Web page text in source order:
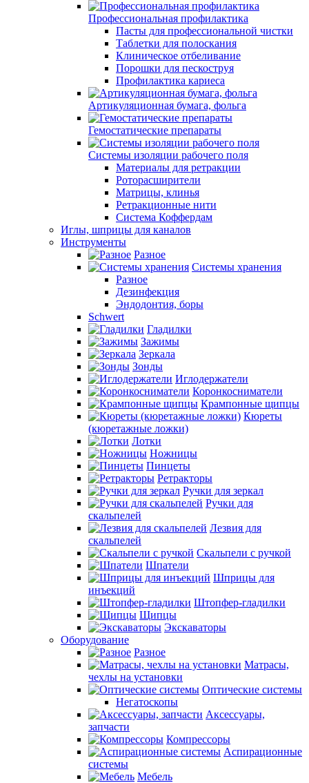
Профессиональная профилактика
Пасты для профессиональной чистки
Таблетки для полоскания
Клиническое отбеливание
Порошки для пескоструя
Профилактика кариеса
Артикуляционная бумага, фольга
Гемостатические препараты
Системы изоляции рабочего поля
Материалы для ретракции
Роторасширители
Матрицы, клинья
Ретракционные нити
Система Коффердам
Иглы, шприцы для каналов
Инструменты
Разное
Системы хранения
Разное
Дезинфекция
Эндодонтия, боры
Schwert
Гладилки
Зажимы
Зеркала
Зонды
Иглодержатели
Коронкосниматели
Крампонные щипцы
Кюреты
(кюретажные ложки)
Лотки
Ножницы
Пинцеты
Ретракторы
Ручки для зеркал
Ручки для
скальпелей
Лезвия для
скальпелей
Скальпели с ручкой
Шпатели
Шприцы для
инъекций
Штопфер-гладилки
Щипцы
Экскаваторы
Оборудование
Разное
Матрасы,
чехлы на установки
Оптические системы
Негатоскопы
Аксессуары,
запчасти
Компрессоры
Аспирационные
системы
Мебель